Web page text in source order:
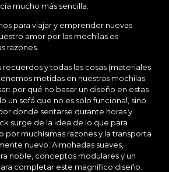
mucho más sencilla.
para viajar y emprender nuevas
amor por las mochilas es
razones.
y todas las cosas (materiales
metidas en nuestras mochilas
por qué no basar un diseño en estas
un sofá que no es solo funcional, sino
donde sentarse durante horas y
surge de la idea de lo que para
por muchísimas razones y la transporta
nuevo. Almohadas suaves,
noble, conceptos modulares y un
completar este magnífico diseño.